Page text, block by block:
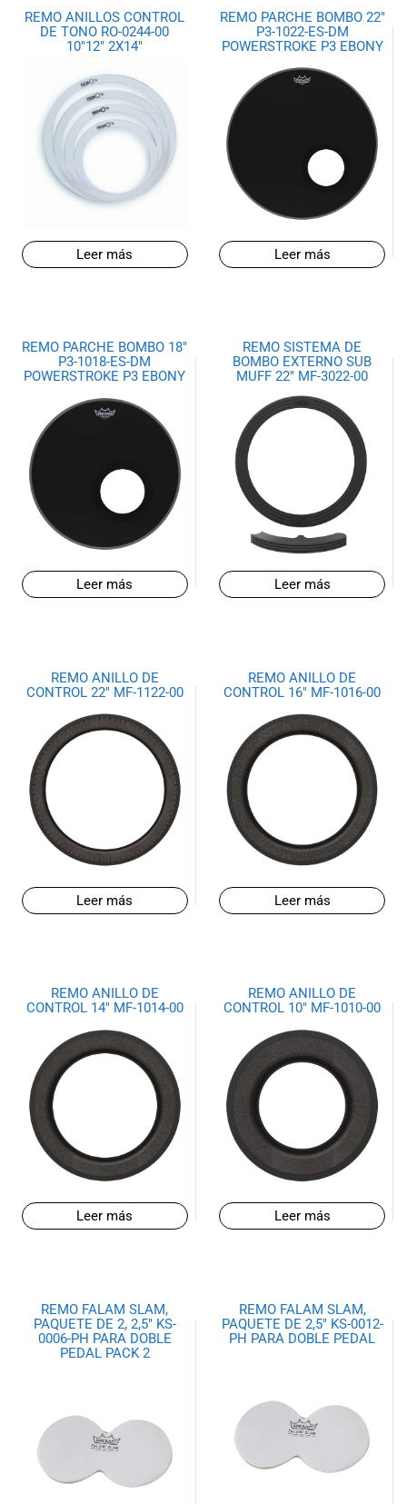
encontrar el
instrumento o
equipo de
adecuado para
ti, y ofrecerte el
mejor servicio
al cliente
posible.
competitivos y
promociones
visitarnos en
nuestra tienda
compra en
línea a través
de nuestra
página web y
recibe tu
pedido en la
comodidad de
tu hogar.
¡Descubre el
REMO ANILLOS CONTROL
DE TONO RO-0244-00
10″12″ 2X14″
Leer más
REMO PARCHE BOMBO 22″
P3-1022-ES-DM
POWERSTROKE P3 EBONY
Leer más
REMO PARCHE BOMBO 18″
P3-1018-ES-DM
POWERSTROKE P3 EBONY
Leer más
REMO SISTEMA DE
BOMBO EXTERNO SUB
MUFF 22″ MF-3022-00
Leer más
REMO ANILLO DE
CONTROL 22″ MF-1122-00
Leer más
REMO ANILLO DE
CONTROL 16″ MF-1016-00
Leer más
REMO ANILLO DE
CONTROL 14″ MF-1014-00
Leer más
REMO ANILLO DE
CONTROL 10″ MF-1010-00
Leer más
REMO FALAM SLAM,
PAQUETE DE 2, 2,5″ KS-
0006-PH PARA DOBLE
PEDAL PACK 2
REMO FALAM SLAM,
PAQUETE DE 2,5″ KS-0012-
PH PARA DOBLE PEDAL